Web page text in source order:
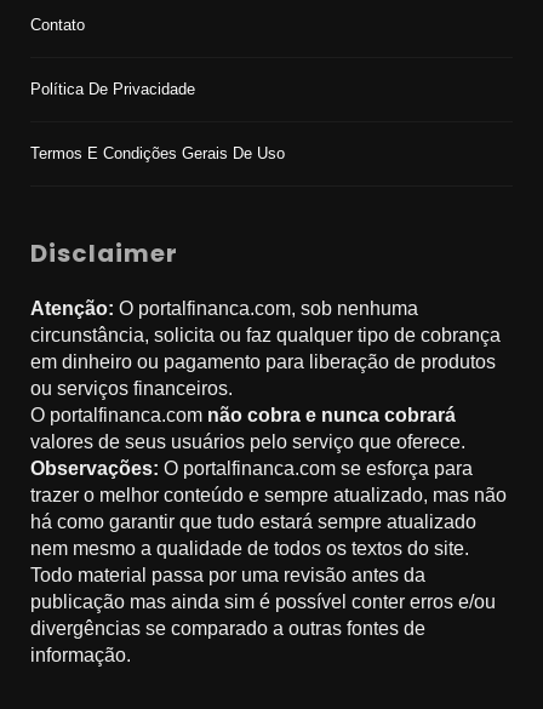
Contato
Política De Privacidade
Termos E Condições Gerais De Uso
Disclaimer
Atenção: O portalfinanca.com, sob nenhuma
circunstância, solicita ou faz qualquer tipo de cobrança
em dinheiro ou pagamento para liberação de produtos
ou serviços financeiros.
O portalfinanca.com não cobra e nunca cobrará
valores de seus usuários pelo serviço que oferece.
Observações: O portalfinanca.com se esforça para
trazer o melhor conteúdo e sempre atualizado, mas não
há como garantir que tudo estará sempre atualizado
nem mesmo a qualidade de todos os textos do site.
Todo material passa por uma revisão antes da
publicação mas ainda sim é possível conter erros e/ou
divergências se comparado a outras fontes de
informação.